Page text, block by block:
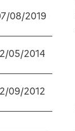
08/2019
05/2014
09/2012